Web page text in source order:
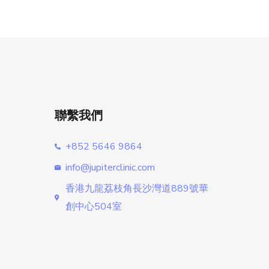
聯繫我們
+852 5646 9864
info@jupiterclinic.com
香港九龍荔枝角長沙灣道889號華
創中心504室